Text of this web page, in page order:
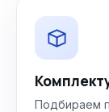
Подбираем